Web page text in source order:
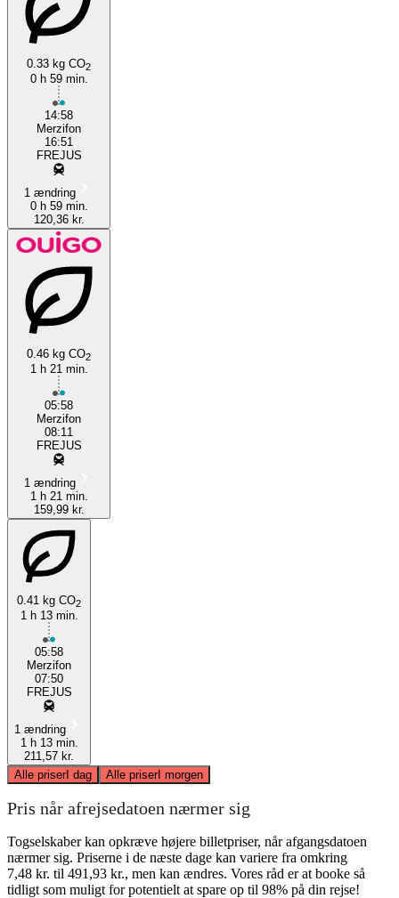
Fréjus
0.33 kg CO2
0 h 59 min.
14:58
Merzifon
16:51
FREJUS
1 ændring
0 h 59 min.
120,36 kr.
0.46 kg CO2
1 h 21 min.
05:58
Merzifon
08:11
FREJUS
1 ændring
1 h 21 min.
159,99 kr.
0.41 kg CO2
1 h 13 min.
05:58
Merzifon
07:50
FREJUS
1 ændring
1 h 13 min.
211,57 kr.
Alle priserI dag Alle priserI morgen
Pris når afrejsedatoen nærmer sig
Togselskaber kan opkræve højere billetpriser, når afgangsdatoen
nærmer sig. Priserne i de næste dage kan variere fra omkring
7,48 kr. til 491,93 kr., men kan ændres. Vores råd er at booke så
tidligt som muligt for potentielt at spare op til 98% på din rejse!